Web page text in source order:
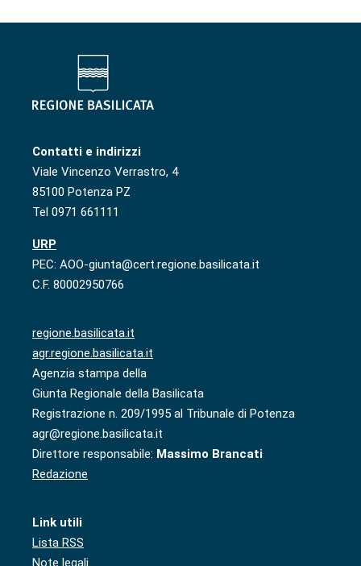
Contatti e indirizzi
Viale Vincenzo Verrastro, 4
85100 Potenza PZ
Tel 0971 661111
URP
PEC: AOO-giunta@cert.regione.basilicata.it
C.F. 80002950766
regione.basilicata.it
agr.regione.basilicata.it
Agenzia stampa della
Giunta Regionale della Basilicata
Registrazione n. 209/1995 al Tribunale di Potenza
agr@regione.basilicata.it
Direttore responsabile: Massimo Brancati
Redazione
Link utili
Lista RSS
Note legali